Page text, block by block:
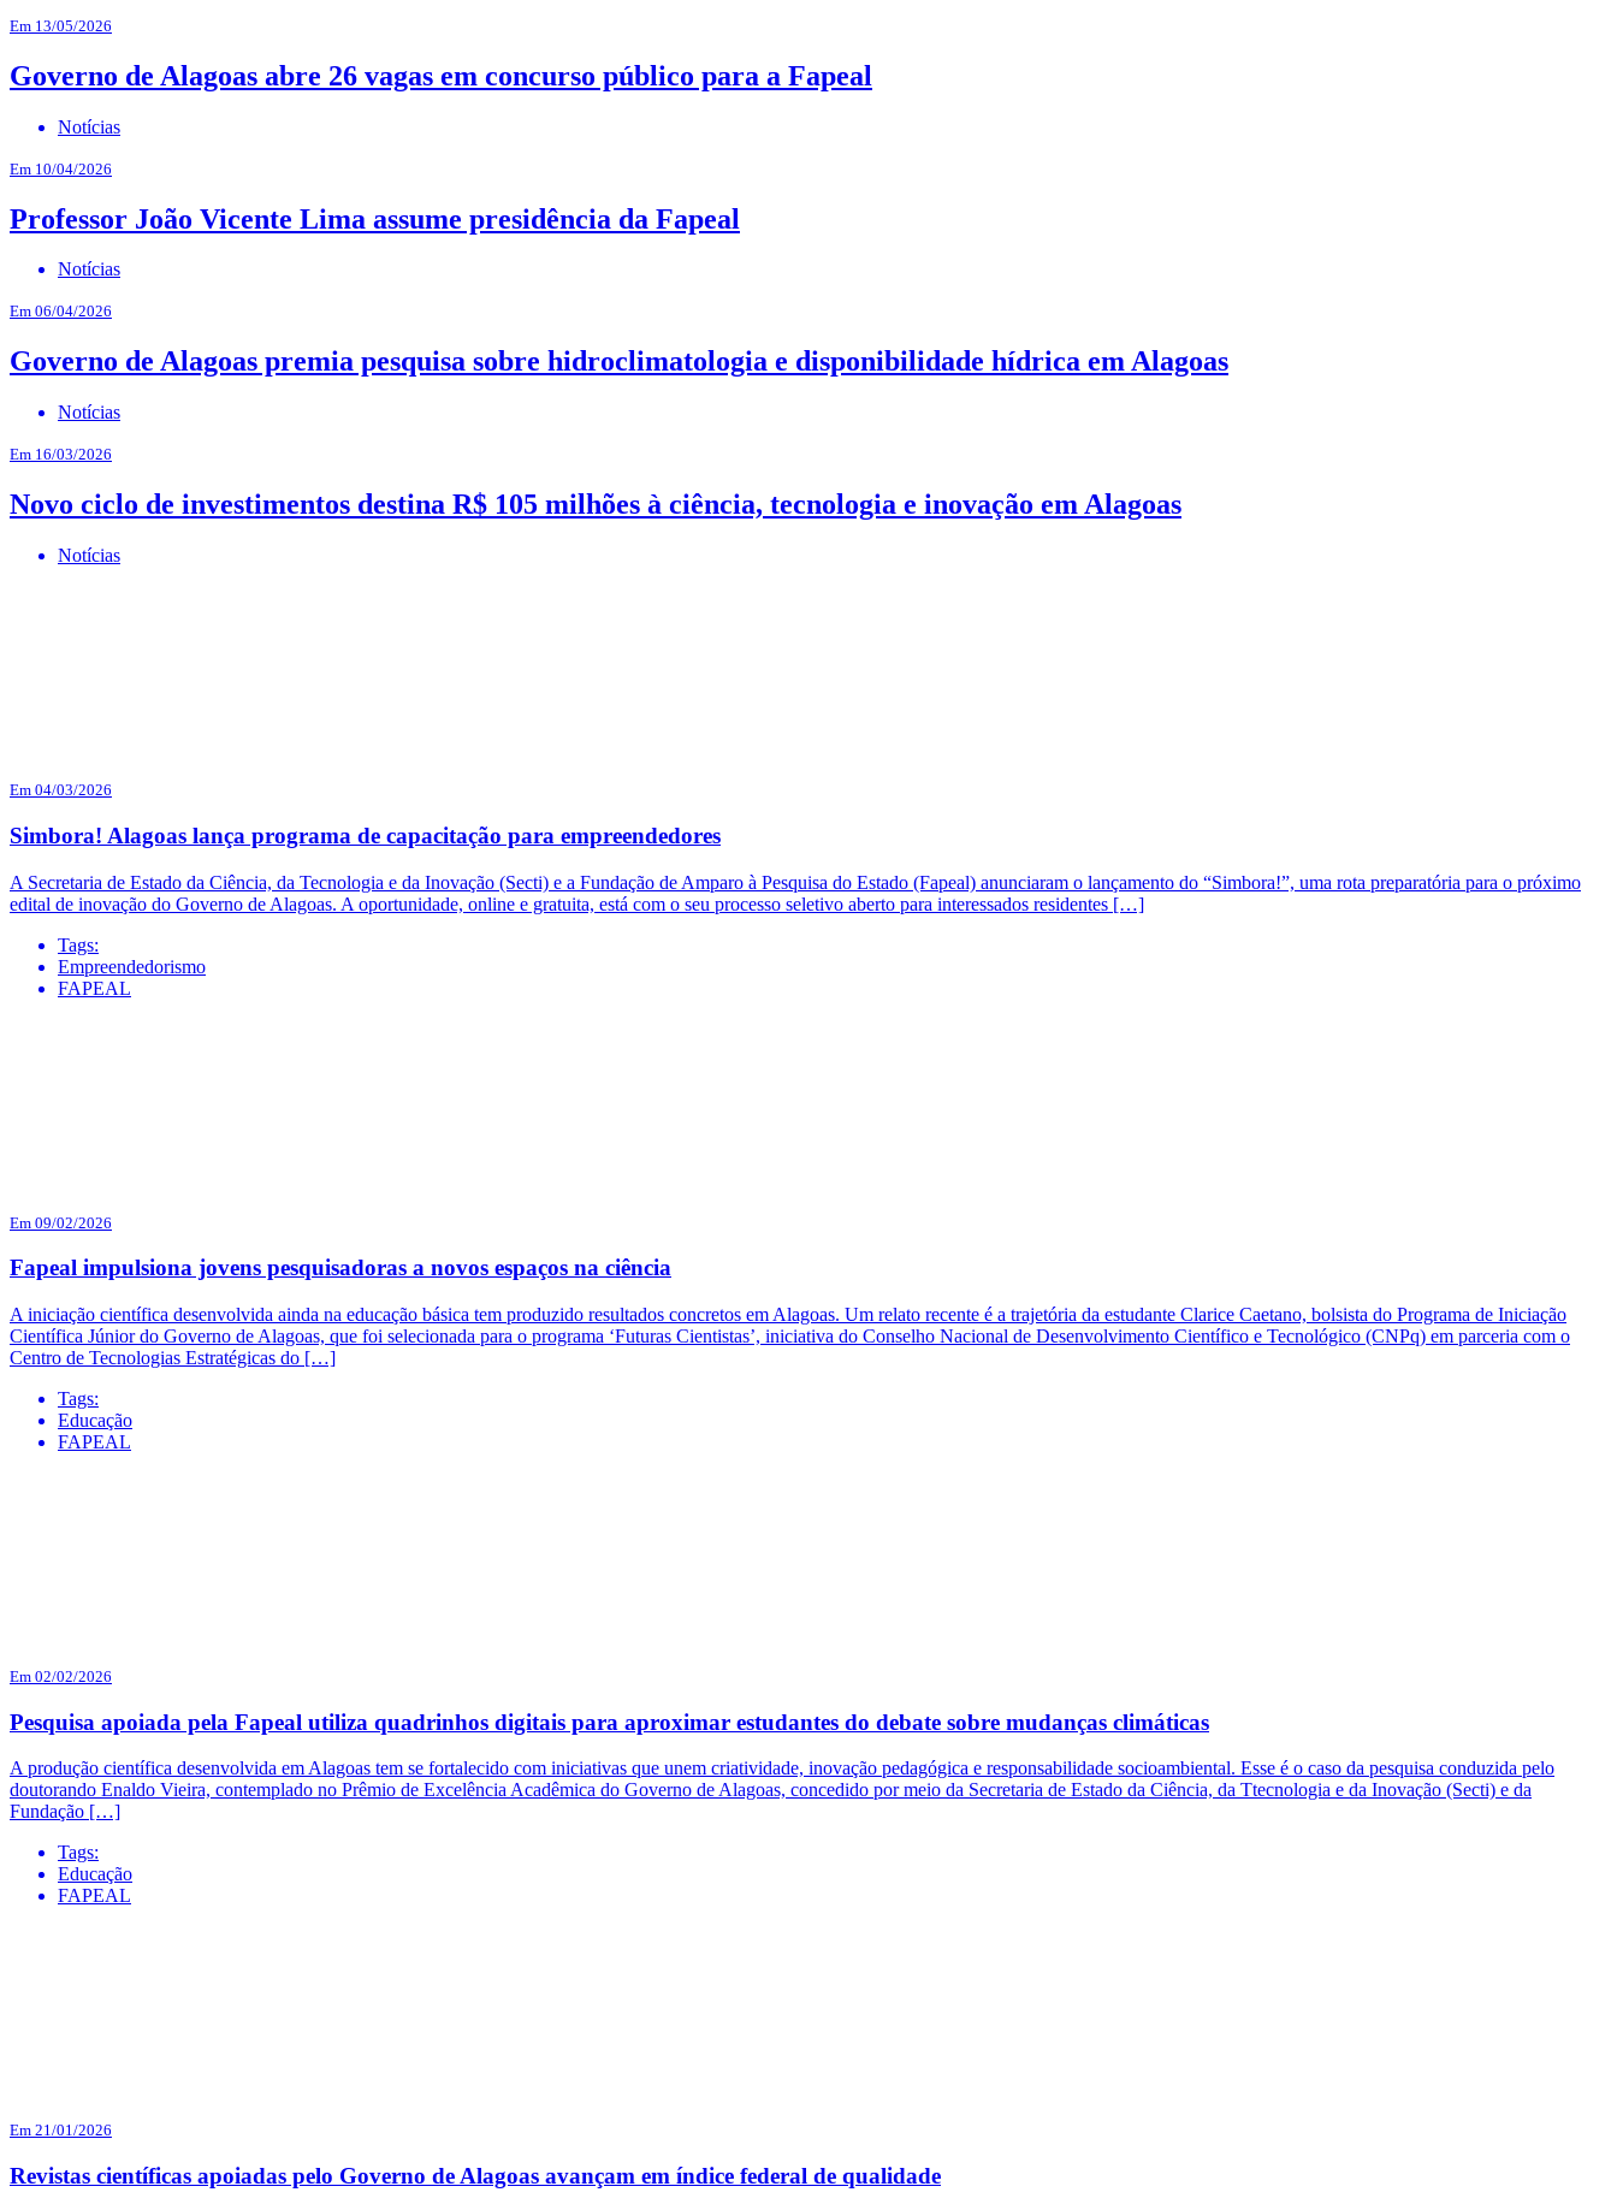
Em 13/05/2026
Governo de Alagoas abre 26 vagas em concurso público para a Fapeal
Notícias
Em 10/04/2026
Professor João Vicente Lima assume presidência da Fapeal
Notícias
Em 06/04/2026
Governo de Alagoas premia pesquisa sobre hidroclimatologia e disponibilidade hídrica em Alagoas
Notícias
Em 16/03/2026
Novo ciclo de investimentos destina R$ 105 milhões à ciência, tecnologia e inovação em Alagoas
Notícias
Em 04/03/2026
Simbora! Alagoas lança programa de capacitação para empreendedores
A Secretaria de Estado da Ciência, da Tecnologia e da Inovação (Secti) e a Fundação de Amparo à Pesquisa do Estado (Fapeal) anunciaram o lançamento do “Simbora!”, uma rota preparatória para o próximo
edital de inovação do Governo de Alagoas. A oportunidade, online e gratuita, está com o seu processo seletivo aberto para interessados residentes […]
Tags:
Empreendedorismo
FAPEAL
Em 09/02/2026
Fapeal impulsiona jovens pesquisadoras a novos espaços na ciência
A iniciação científica desenvolvida ainda na educação básica tem produzido resultados concretos em Alagoas. Um relato recente é a trajetória da estudante Clarice Caetano, bolsista do Programa de Iniciação
Científica Júnior do Governo de Alagoas, que foi selecionada para o programa ‘Futuras Cientistas’, iniciativa do Conselho Nacional de Desenvolvimento Científico e Tecnológico (CNPq) em parceria com o
Centro de Tecnologias Estratégicas do […]
Tags:
Educação
FAPEAL
Em 02/02/2026
Pesquisa apoiada pela Fapeal utiliza quadrinhos digitais para aproximar estudantes do debate sobre mudanças climáticas
A produção científica desenvolvida em Alagoas tem se fortalecido com iniciativas que unem criatividade, inovação pedagógica e responsabilidade socioambiental. Esse é o caso da pesquisa conduzida pelo
doutorando Enaldo Vieira, contemplado no Prêmio de Excelência Acadêmica do Governo de Alagoas, concedido por meio da Secretaria de Estado da Ciência, da Ttecnologia e da Inovação (Secti) e da
Fundação […]
Tags:
Educação
FAPEAL
Em 21/01/2026
Revistas científicas apoiadas pelo Governo de Alagoas avançam em índice federal de qualidade